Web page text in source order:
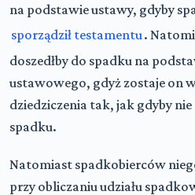
na podstawie ustawy, gdyby
sporządził testamentu .
doszedłby do spadku na
ustawowego, gdyż zostaje on
dziedziczenia tak, jak gdyby
spadku.
Natomiast spadkobierców
przy obliczaniu udziału